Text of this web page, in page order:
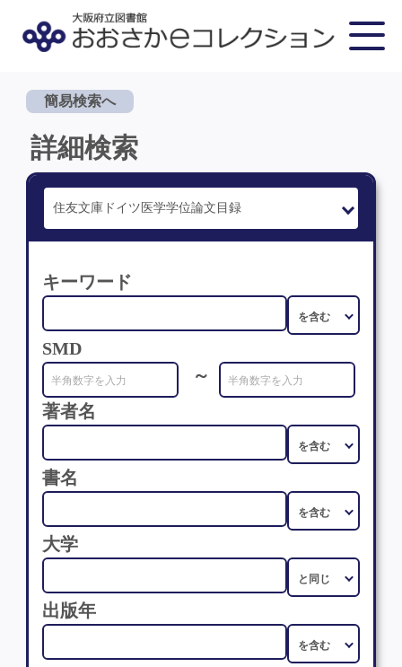
簡易検索へ
詳細検索
キーワード
SMD
～
著者名
書名
大学
出版年